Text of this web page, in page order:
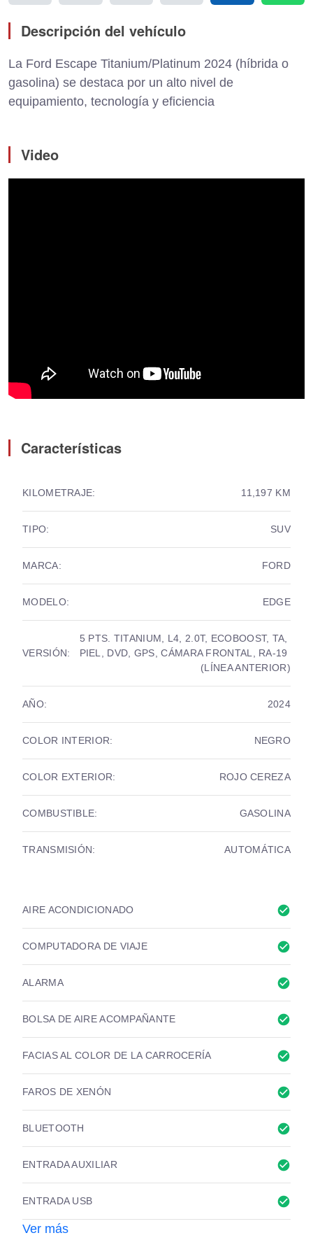
Descripción del vehículo
La Ford Escape Titanium/Platinum 2024 (híbrida o
gasolina) se destaca por un alto nivel de
equipamiento, tecnología y eficiencia
Video
Características
KILOMETRAJE: 11,197 KM
TIPO: SUV
MARCA: FORD
MODELO: EDGE
VERSIÓN:
5 PTS. TITANIUM, L4, 2.0T, ECOBOOST, TA,
PIEL, DVD, GPS, CÁMARA FRONTAL, RA-19
(LÍNEA ANTERIOR)
AÑO: 2024
COLOR INTERIOR: NEGRO
COLOR EXTERIOR: ROJO CEREZA
COMBUSTIBLE: GASOLINA
TRANSMISIÓN: AUTOMÁTICA
AIRE ACONDICIONADO check_circle
COMPUTADORA DE VIAJE check_circle
ALARMA check_circle
BOLSA DE AIRE ACOMPAÑANTE check_circle
FACIAS AL COLOR DE LA CARROCERÍA check_circle
FAROS DE XENÓN check_circle
BLUETOOTH check_circle
ENTRADA AUXILIAR check_circle
ENTRADA USB
check_circle
Ver más